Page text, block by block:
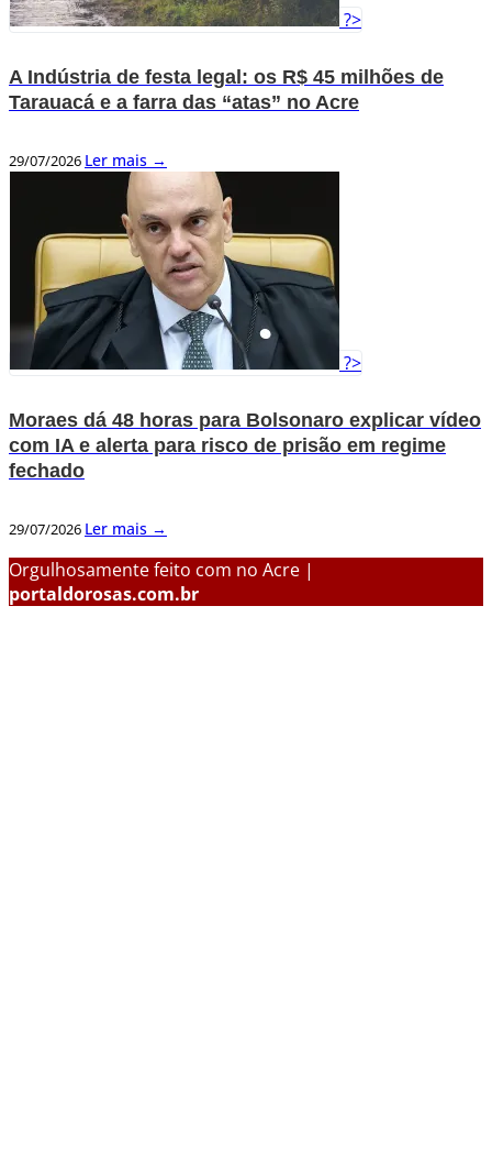
?>
A Indústria de festa legal: os R$ 45 milhões de
Tarauacá e a farra das “atas” no Acre
29/07/2026 Ler mais →
?>
Moraes dá 48 horas para Bolsonaro explicar vídeo
com IA e alerta para risco de prisão em regime
fechado
29/07/2026 Ler mais →
Orgulhosamente feito com no Acre |
portaldorosas.com.br